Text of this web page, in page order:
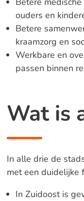
ouders en
Betere
kraamzorg en
Werkbare en
passen binnen
Wat is
In alle drie de
met een duidelijke
In Zuidoost is